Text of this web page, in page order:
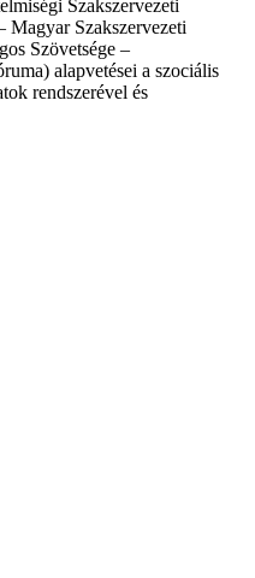
Szakszervezeti
Magyar Szakszervezeti
Szövetsége –
alapvetései a szociális
rendszerével és